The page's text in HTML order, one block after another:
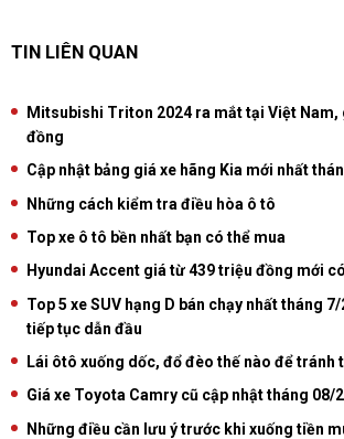
TIN LIÊN QUAN
Mitsubishi Triton 2024 ra mắt tại Việt Nam,
đồng
Cập nhật bảng giá xe hãng Kia mới nhất
Những cách kiểm tra điều hòa ô tô
Top xe ô tô bền nhất bạn có thể mua
Hyundai Accent giá từ 439 triệu đồng mới
Top 5 xe SUV hạng D bán chạy nhất tháng
tiếp tục dẫn đầu
Lái ôtô xuống dốc, đổ đèo thế nào để tránh
Giá xe Toyota Camry cũ cập nhật tháng 08/
Những điều cần lưu ý trước khi xuống tiền